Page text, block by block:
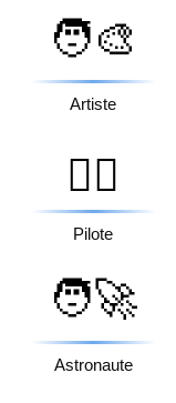
🧑‍🎨
Artiste
🧑‍✈️
Pilote
🧑‍🚀
Astronaute